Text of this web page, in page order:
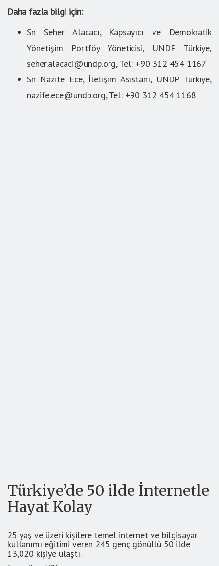
Daha fazla bilgi için:
Sn Seher Alacacı, Kapsayıcı ve Demokratik
Yönetişim Portföy Yöneticisi, UNDP Türkiye,
seher.alacaci@undp.org, Tel: +90 312 454 1167
Sn Nazife Ece, İletişim Asistanı, UNDP Türkiye,
nazife.ece@undp.org, Tel: +90 312 454 1168
Türkiye’de 50 ilde İnternetle
Hayat Kolay
25 yaş ve üzeri kişilere temel internet ve bilgisayar
kullanımı eğitimi veren 245 genç gönüllü 50 ilde
13,020 kişiye ulaştı.